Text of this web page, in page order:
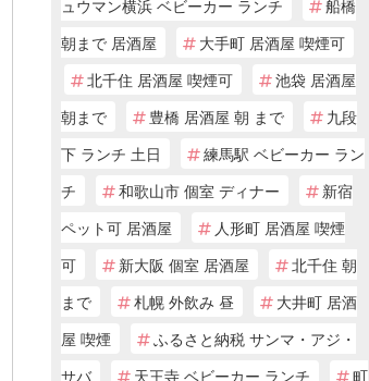
ュウマン横浜 ベビーカー ランチ
船橋
朝まで 居酒屋
大手町 居酒屋 喫煙可
北千住 居酒屋 喫煙可
池袋 居酒屋
朝まで
豊橋 居酒屋 朝 まで
九段
下 ランチ 土日
練馬駅 ベビーカー ラン
チ
和歌山市 個室 ディナー
新宿
ペット可 居酒屋
人形町 居酒屋 喫煙
可
新大阪 個室 居酒屋
北千住 朝
まで
札幌 外飲み 昼
大井町 居酒
屋 喫煙
ふるさと納税 サンマ・アジ・
サバ
天王寺 ベビーカー ランチ
町